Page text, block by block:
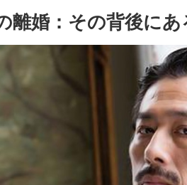
離婚：その背後に